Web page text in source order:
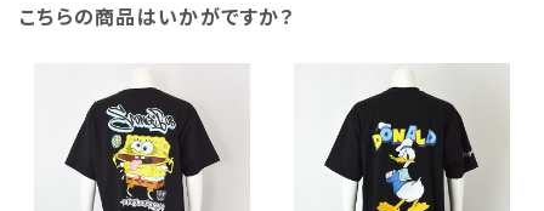
こちらの商品はいかがですか？